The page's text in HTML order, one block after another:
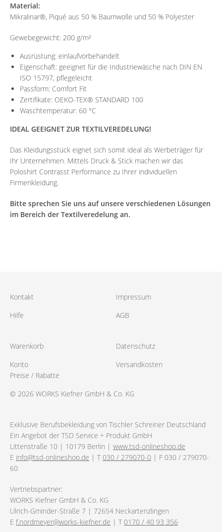
Material:
Mikralinar®, Piqué aus 50 % Baumwolle und 50 % Polyester
Gewebegewicht: 200 g/m²
Ausrüstung: einlaufvorbehandelt
Eigenschaft: geeignet für die Industriewäsche nach DIN EN
ISO 15797, pflegeleicht
Passform: Comfort Fit
Zertifikate: OEKO-TEX® STANDARD 100
Waschtemperatur: 60 °C
IDEAL GEEIGNET ZUR TEXTILVEREDELUNG!
Das Kleidungsstück eignet sich somit ideal als Werbeträger für
Ihr Unternehmen. Mittels Druck & Stick machen wir das
Poloshirt Contrasst Performance zu Ihrer individuellen
Firmenkleidung.
Bitte sprechen Sie uns auf unsere verschiedenen Lösungen
im Bereich der Textilveredelung an.
Kontakt
Hilfe
Impressum
AGB
Warenkorb
Konto
Datenschutz
Versandkosten
Preise / Rabatte
© 2026 WORKS Kiefner GmbH & Co. KG
Exklusive Berufsbekleidung von Tischler Schreiner Deutschland
Ein Angebot der TSD Service + Produkt GmbH
Littenstraße 10 | 10179 Berlin | www.tsd-onlineshop.de
E info@tsd-onlineshop.de | T030 / 279070-0 | F 030 / 279070-
60
Vertriebspartner:
WORKS Kiefner GmbH & Co. KG
Ulrich-Gminder-Straße 7 | 72654 Neckartenzlingen
E f.nordmeyer@works-kiefner.de | T0170 / 40 93 356